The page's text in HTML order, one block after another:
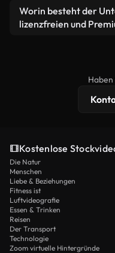
weiterverbreiten.
Videomaterial.
Ja. Sie dürfen
bearbeiten oder neu
Worin besteht der
lizenzfreien und
erweiterten
Kostenlose
Die Natur
Menschen
Liebe & Beziehungen
Fitness ist
Luftvideografie
Essen & Trinken
Reisen
Der Transport
Technologie
Zoom virtuelle Hintergründe